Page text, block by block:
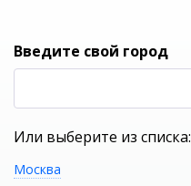
Введите свой город
Или выберите из списка:
Москва